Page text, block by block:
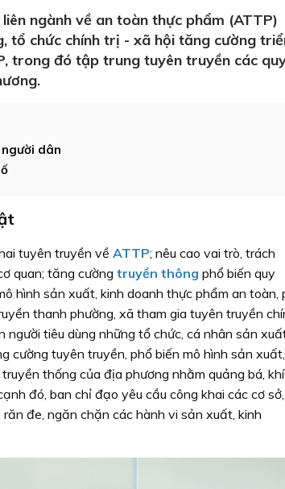
ngành về an toàn thực phẩm (ATTP)
tổ chức chính trị - xã hội tăng cường
trong đó tập trung tuyên truyền các
dân
tuyên truyền về ATTP; nêu cao vai trò, trách
quan; tăng cường truyền thông phổ biến quy
hình sản xuất, kinh doanh thực phẩm an toàn,
thanh phường, xã tham gia tuyên truyền
tiêu dùng những tổ chức, cá nhân sản
cường tuyên truyền, phổ biến mô hình sản xuất,
thống của địa phương nhằm quảng bá,
đó, ban chỉ đạo yêu cầu công khai các cơ
đe, ngăn chặn các hành vi sản xuất, kinh